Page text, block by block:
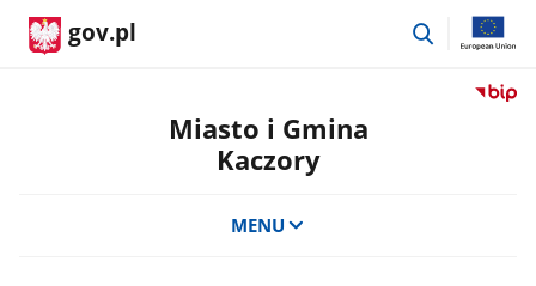
gov.pl
przejdź
Przejdź
Miasto i Gmina
Kaczory
MENU